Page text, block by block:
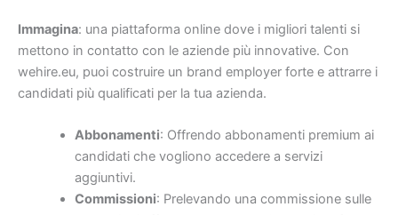
Immagina: una piattaforma online dove i migliori talenti si
mettono in contatto con le aziende più innovative. Con
wehire.eu, puoi costruire un brand employer forte e attrarre i
candidati più qualificati per la tua azienda.
Abbonamenti: Offrendo abbonamenti premium ai
candidati che vogliono accedere a servizi
aggiuntivi.
Commissioni: Prelevando una commissione sulle